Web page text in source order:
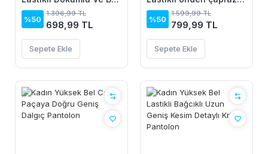
şeritli Pera Pantolon
%50
1.396,99 TL
698,99 TL
Sepete Ekle
Detaylı Sandy Pantolon
%50
1.599,99 TL
799,99 TL
Sepete Ekle